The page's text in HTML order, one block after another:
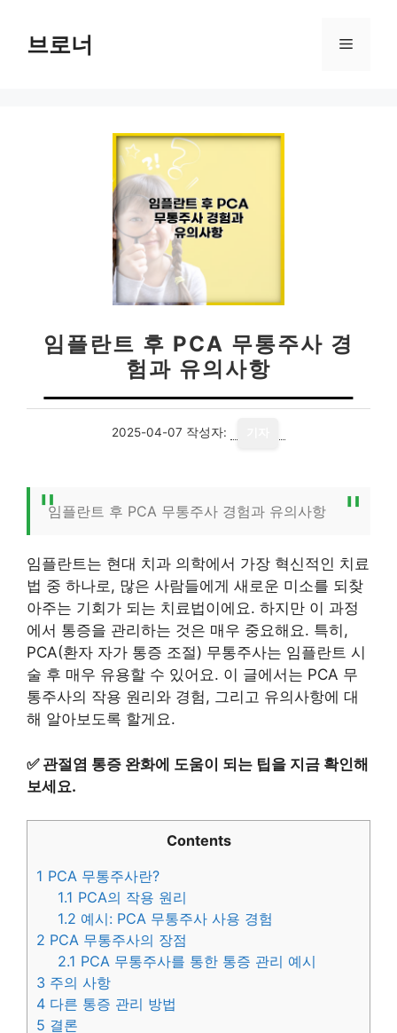
브로너 메
임플란트 후 PCA 무통주사 경
험과 유의사항
2025-04-07 작성자:
임플란트 후 PCA 무통주사 경험과 유의사항
임플란트는 현대 치과 의학에서 가장 혁신적인 치료
법 중 하나로, 많은 사람들에게 새로운 미소를 되찾
아주는 기회가 되는 치료법이에요. 하지만 이 과정
에서 통증을 관리하는 것은 매우 중요해요. 특히,
PCA(환자 자가 통증 조절) 무통주사는 임플란트 시
술 후 매우 유용할 수 있어요. 이 글에서는 PCA 무
통주사의 작용 원리와 경험, 그리고 유의사항에 대
해 알아보도록 할게요.
✅ 관절염 통증 완화에 도움이 되는 팁을 지금 확인해
보세요.
Contents
1 PCA 무통주사란?
1.1 PCA의 작용 원리
1.2 예시: PCA 무통주사 사용 경험
2 PCA 무통주사의 장점
2.1 PCA 무통주사를 통한 통증 관리 예시
3 주의 사항
4 다른 통증 관리 방법
5 결론